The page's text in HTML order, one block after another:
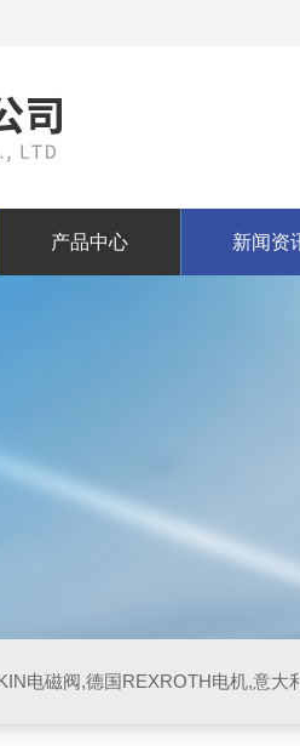
产品中心 新闻资
电磁阀,德国REXROTH电机,意大